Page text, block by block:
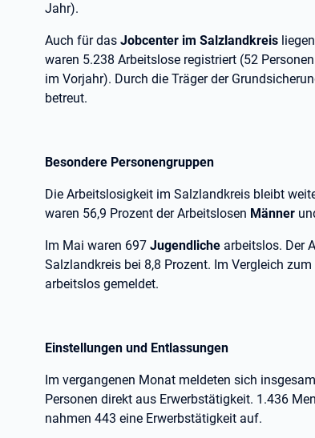
Jahr).
Auch für das Jobcenter im Salzlandkreis
waren 5.238 Arbeitslose registriert (52
im Vorjahr). Durch die Träger der
betreut.
Besondere Personengruppen
Die Arbeitslosigkeit im Salzlandkreis bleibt
waren 56,9 Prozent der Arbeitslosen Männer
Im Mai waren 697 Jugendliche arbeitslos. Der
Salzlandkreis bei 8,8 Prozent. Im Vergleich
arbeitslos gemeldet.
Einstellungen und Entlassungen
Im vergangenen Monat meldeten sich
Personen direkt aus Erwerbstätigkeit. 1.436
nahmen 443 eine Erwerbstätigkeit auf.